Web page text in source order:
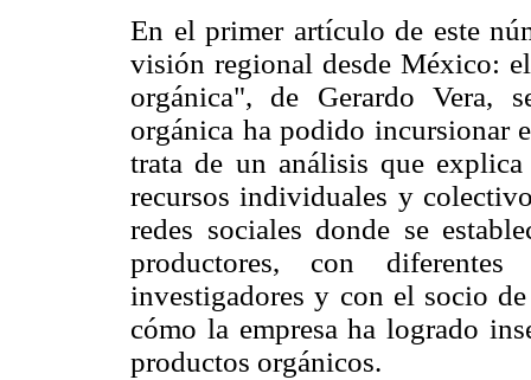
En el primer artículo de este
visión regional desde México:
orgánica", de Gerardo Vera,
orgánica ha podido incursionar
trata de un análisis que
recursos individuales y
redes sociales donde se
productores, con diferentes
investigadores y con el socio
cómo la empresa ha logrado
productos orgánicos.